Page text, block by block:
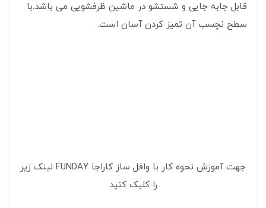
قابل جابه جایی و شستشو در ماشین ظرفشویی می باشد.با
سطح نچسب آن تمیز کردن آسان است.
جهت آموزش نحوه کار با وافل ساز کاراجا FUNDAY لینک زیر
را کلیک کنید